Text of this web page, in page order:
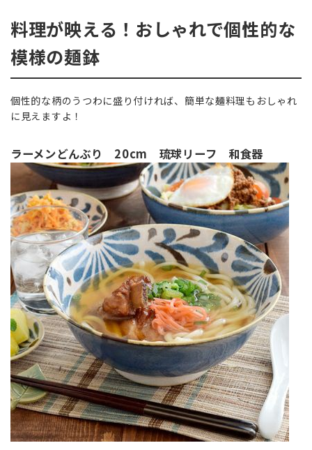
料理が映える！おしゃれで個性的な
模様の麺鉢
個性的な柄のうつわに盛り付ければ、簡単な麺料理もおしゃれ
に見えますよ！
ラーメンどんぶり 20cm 琉球リーフ 和食器